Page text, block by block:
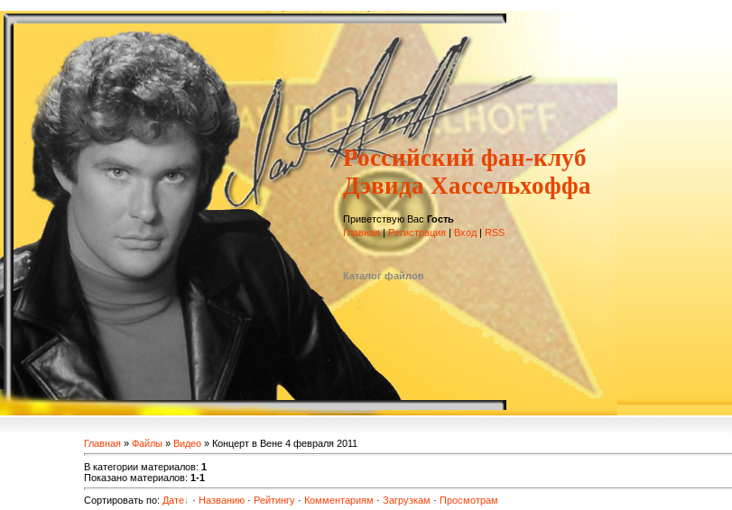
Российский фан-клуб
Дэвида Хассельхоффа
Приветствую Вас Гость
Главная|Регистрация | Вход | RSS
Каталог файлов
Главная» Файлы» Видео» Концерт в Вене 4 февраля 2011
В категории материалов: 1
Показано материалов: 1-1
Сортировать по: Дате · Названию· Рейтингу· Комментариям · Загрузкам · Просмотрам